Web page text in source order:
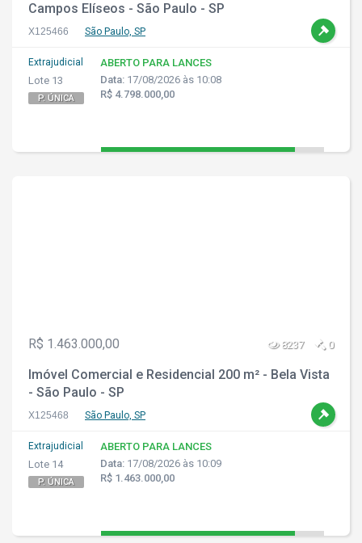
Campos Elíseos - São Paulo - SP
X125466 São Paulo, SP
Extrajudicial
Lote 13
P. ÚNICA
ABERTO PARA LANCES
Data: 17/08/2026 às 10:08
R$ 4.798.000,00
R$ 1.463.000,00 8237 0
Imóvel Comercial e Residencial 200 m² - Bela Vista
- São Paulo - SP
X125468 São Paulo, SP
Extrajudicial
Lote 14
P. ÚNICA
ABERTO PARA LANCES
Data: 17/08/2026 às 10:09
R$ 1.463.000,00